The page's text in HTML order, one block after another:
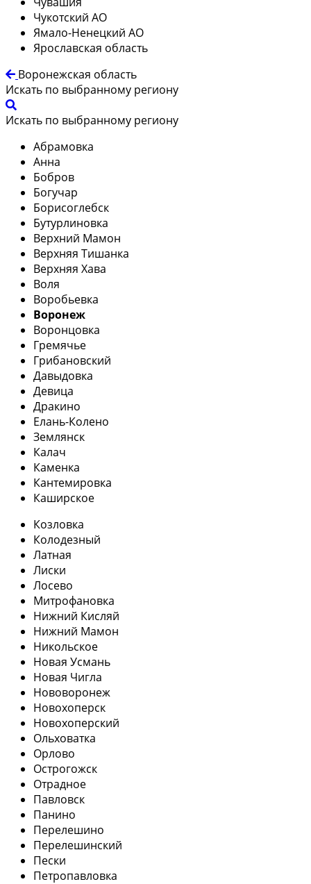
Чукотский АО
Ямало-Ненецкий АО
Ярославская область
Воронежская область
Искать по выбранному региону
Искать по выбранному региону
Абрамовка
Анна
Бобров
Богучар
Борисоглебск
Бутурлиновка
Верхний Мамон
Верхняя Тишанка
Верхняя Хава
Воля
Воробьевка
Воронеж
Воронцовка
Гремячье
Грибановский
Давыдовка
Девица
Дракино
Елань-Колено
Землянск
Калач
Каменка
Кантемировка
Каширское
Козловка
Колодезный
Латная
Лиски
Лосево
Митрофановка
Нижний Кисляй
Нижний Мамон
Никольское
Новая Усмань
Новая Чигла
Нововоронеж
Новохоперск
Новохоперский
Ольховатка
Орлово
Острогожск
Отрадное
Павловск
Панино
Перелешино
Перелешинский
Пески
Петропавловка